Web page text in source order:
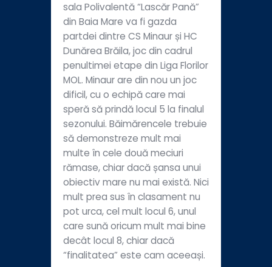
sala Polivalentă “Lascăr Pană”
din Baia Mare va fi gazda
partdei dintre CS Minaur și HC
Dunărea Brăila, joc din cadrul
penultimei etape din Liga Florilor
MOL. Minaur are din nou un joc
dificil, cu o echipă care mai
speră să prindă locul 5 la finalul
sezonului. Băimărencele trebuie
să demonstreze mult mai
multe în cele două meciuri
rămase, chiar dacă șansa unui
obiectiv mare nu mai există. Nici
mult prea sus în clasament nu
pot urca, cel mult locul 6, unul
care sună oricum mult mai bine
decât locul 8, chiar dacă
“finalitatea” este cam aceeași.